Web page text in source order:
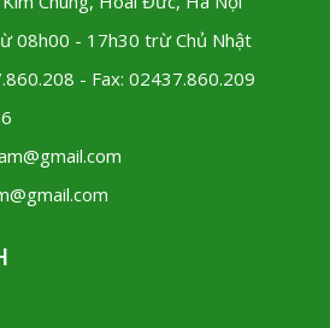
08h00 - 17h30 trừ Chủ Nhật
- Fax: 02437.860.209